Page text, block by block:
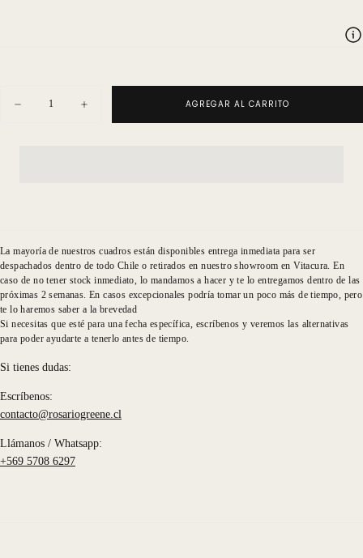
Disminuir
Aumentar
cantidad
AGREGAR AL CARRITO
La mayoría de nuestros cuadros están disponibles entrega inmediata para ser
despachados dentro de todo Chile o retirados en nuestro showroom en Vitacura. En
caso de no tener stock inmediato, lo mandamos a hacer y te lo entregamos dentro de las
próximas 2 semanas. En casos excepcionales podría tomar un poco más de tiempo, pero
te lo haremos saber a la brevedad
Si necesitas que esté para una fecha específica, escríbenos y veremos las alternativas
para poder ayudarte a tenerlo antes de tiempo.
Si tienes dudas:
Escríbenos:
contacto@rosariogreene.cl
Llámanos / Whatsapp:
+569 5708 6297